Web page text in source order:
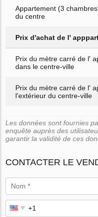
Appartement (3
du centre
Prix d'achat de l'
Prix du mètre carré de l'
dans le centre-ville
Prix du mètre carré de l'
l'extérieur du centre-ville
Les données sont fournies
enquête auprès des
garantir la validité de ces
CONTACTER LE